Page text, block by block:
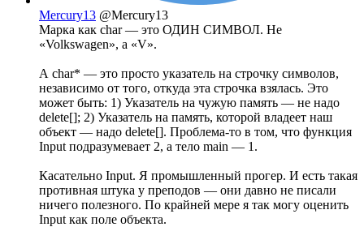
Mercury13 @Mercury13
Марка как char — это ОДИН СИМВОЛ. Не
«Volkswagen», а «V».
А char* — это просто указатель на строчку символов,
независимо от того, откуда эта строчка взялась. Это
может быть: 1) Указатель на чужую память — не надо
delete[]; 2) Указатель на память, которой владеет наш
объект — надо delete[]. Проблема-то в том, что функция
Input подразумевает 2, а тело main — 1.
Касательно Input. Я промышленный прогер. И есть такая
противная штука у преподов — они давно не писали
ничего полезного. По крайней мере я так могу оценить
Input как поле объекта.